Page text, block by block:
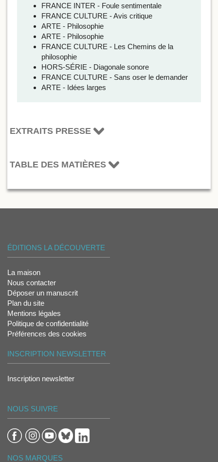
FRANCE INTER - Foule sentimentale
FRANCE CULTURE - Avis critique
ARTE - Philosophie
ARTE - Philosophie
FRANCE CULTURE - Les Chemins de la
philosophie
HORS-SÉRIE - Diagonale sonore
FRANCE CULTURE - Sans oser le demander
ARTE - Idées larges
EXTRAITS PRESSE
TABLE DES MATIÈRES
ÉDITIONS LA DÉCOUVERTE
La maison
Nous contacter
Déposer un manuscrit
Plan du site
Mentions légales
Politique de confidentialité
Préférences des cookies
INSCRIPTION NEWSLETTER
Inscription newsletter
NOUS SUIVRE
NOS MARQUES